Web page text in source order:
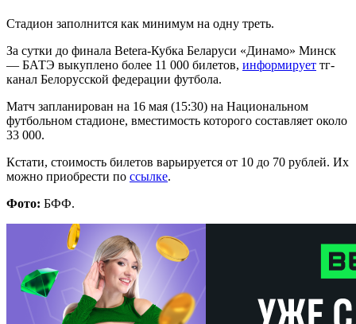
Стадион заполнится как минимум на одну треть.
За сутки до финала Betera-Кубка Беларуси «Динамо» Минск
— БАТЭ выкуплено более 11 000 билетов, информирует тг-
канал Белорусской федерации футбола.
Матч запланирован на 16 мая (15:30) на Национальном
футбольном стадионе, вместимость которого составляет около
33 000.
Кстати, стоимость билетов варьируется от 10 до 70 рублей. Их
можно приобрести по ссылке.
Фото: БФФ.